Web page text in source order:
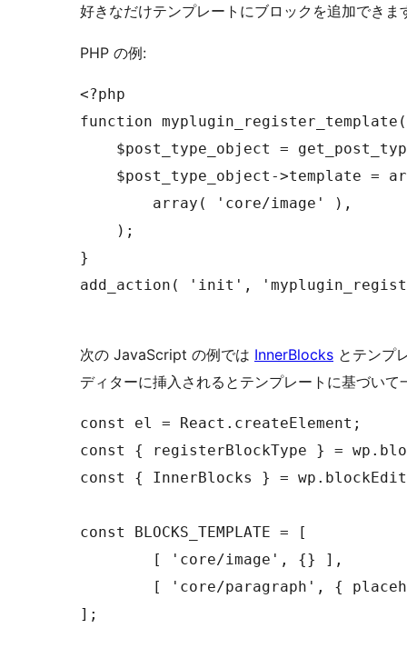
好きなだけテンプレートにブロックを追加できま
PHP の例:
<?php
function
$post_type_object =
$post_type_object->template =
        array( 'core/image' ),
    );
}
add_action( 'init',
次の JavaScript の例では InnerBlocks とテンプ
ディターに挿入されるとテンプレートに基づい
const el = React.createElement;
const { registerBlockType } =
const { InnerBlocks } =
const BLOCKS_TEMPLATE = [
];